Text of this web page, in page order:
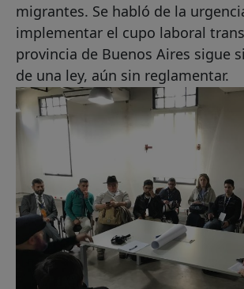
migrantes. Se habló de la
implementar el cupo laboral
provincia de Buenos Aires sigue
de una ley, aún sin reglamentar.